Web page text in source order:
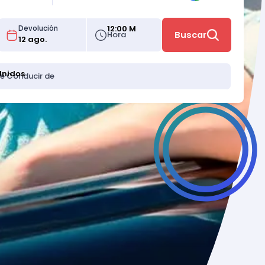
Devolución
Hora
12:00 M
Buscar
Conducir de